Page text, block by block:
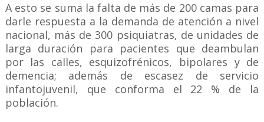
A esto se suma la falta de más de 200 camas para
darle respuesta a la demanda de atención a nivel
nacional, más de 300 psiquiatras, de unidades de
larga duración para pacientes que deambulan
por las calles, esquizofrénicos, bipolares y de
demencia; además de escasez de servicio
infantojuvenil, que conforma el 22 % de la
población.